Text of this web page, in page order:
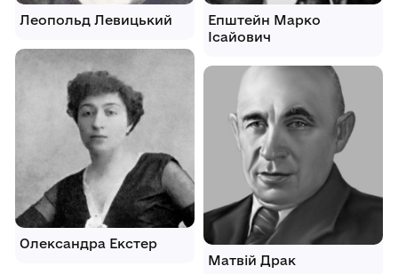
Леопольд Левицький
Олександра Екстер
Епштейн Марко
Ісайович
Матвій Драк